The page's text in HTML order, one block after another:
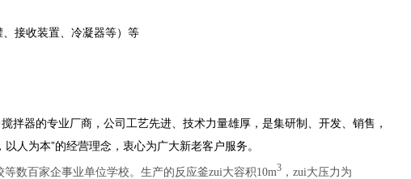
接收装置、冷凝器等）等
拌器的专业厂商，公司工艺先进、技术力量雄厚，是集研制、开发、销售，
人为本”的经营理念，衷心为广大新老客户服务。
数百家企事业单位学校。生产的反应釜zui大容积10m3 ，zui大压力为